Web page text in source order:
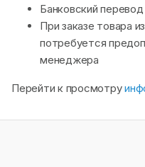
Банковский перевод
При заказе товара
потребуется
менеджера
Перейти к просмотру